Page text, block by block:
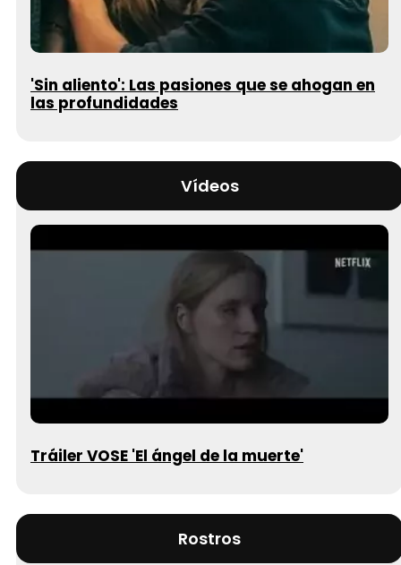
'Sin aliento': Las pasiones que se ahogan en
las profundidades
Vídeos
Tráiler VOSE 'El ángel de la muerte'
Rostros